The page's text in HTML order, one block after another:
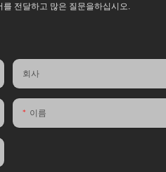
전달하고 많은 질문을하십시오.
회사
이름